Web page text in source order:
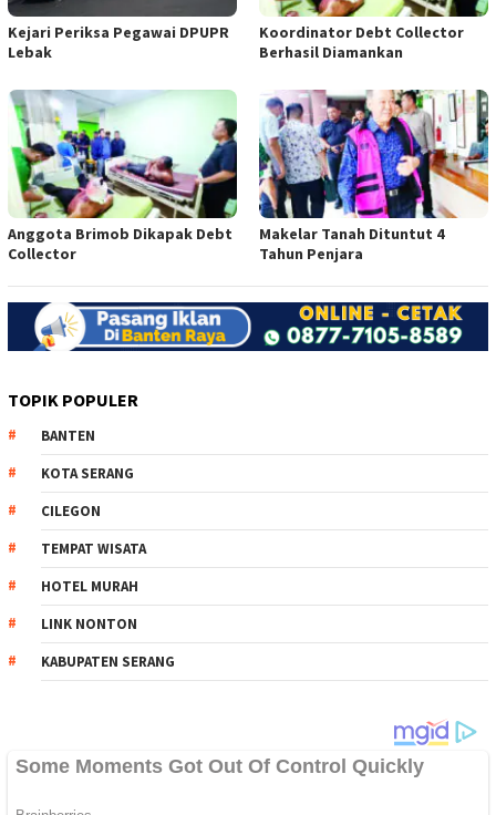
Kejari Periksa Pegawai DPUPR
Lebak
Koordinator Debt Collector
Berhasil Diamankan
Anggota Brimob Dikapak Debt
Collector
Makelar Tanah Dituntut 4
Tahun Penjara
TOPIK POPULER
BANTEN
KOTA SERANG
CILEGON
TEMPAT WISATA
HOTEL MURAH
LINK NONTON
KABUPATEN SERANG